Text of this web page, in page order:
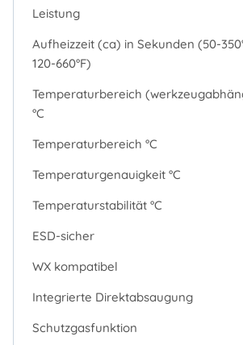
Leistung
Aufheizzeit (ca) in Sekunden (50-
120-660°F)
Temperaturbereich
°C
Temperaturbereich °C
Temperaturgenauigkeit °C
Temperaturstabilität °C
ESD-sicher
WX kompatibel
Integrierte Direktabsaugung
Schutzgasfunktion